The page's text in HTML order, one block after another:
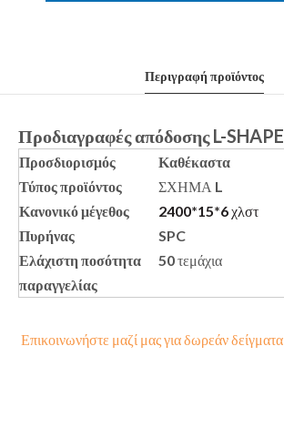
Περιγραφή προϊόντος
Προδιαγραφές απόδοσης L-SHAPE
Προσδιορισμός
Καθέκαστα
Τύπος προϊόντος
ΣΧΗΜΑ L
Κανονικό μέγεθος
2400*15*6 χλστ
Πυρήνας
SPC
Ελάχιστη ποσότητα
παραγγελίας
50 τεμάχια
Επικοινωνήστε μαζί μας για δωρεάν δείγματα